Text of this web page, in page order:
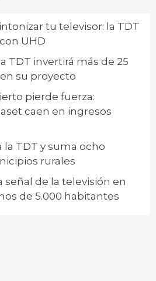
tu televisor: la TDT
UHD
TDT invertirá más de 25
su proyecto
pierde fuerza:
caen en ingresos
la TDT y suma ocho
rurales
señal de la televisión en
de 5.000 habitantes